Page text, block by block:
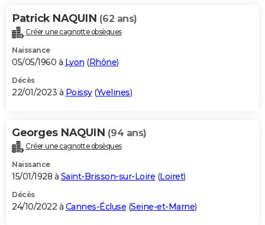
Patrick NAQUIN (62 ans)
Créer une cagnotte obsèques
Naissance
05/05/1960 à Lyon (Rhône)
Décès
22/01/2023 à Poissy(Yvelines)
Georges NAQUIN (94 ans)
Créer une cagnotte obsèques
Naissance
15/01/1928 à Saint-Brisson-sur-Loire (Loiret)
Décès
24/10/2022 à Cannes-Écluse (Seine-et-Marne)